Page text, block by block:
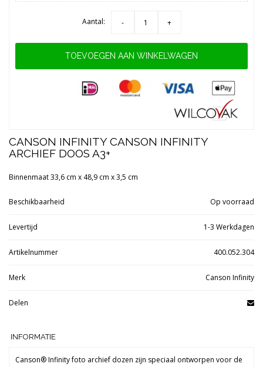
Aantal: - +
TOEVOEGEN AAN WINKELWAGEN
CANSON INFINITY CANSON INFINITY
ARCHIEF DOOS A3+
Binnenmaat 33,6 cm x 48,9 cm x 3,5 cm
Beschikbaarheid Op voorraad
Levertijd 1-3 Werkdagen
Artikelnummer 400.052.304
Merk Canson Infinity
Delen
INFORMATIE
Canson® Infinity foto archief dozen zijn speciaal ontworpen voor de